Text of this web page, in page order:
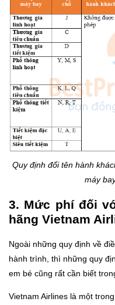
Quy định đổi tên hành
máy
3. Mức phí đối
hãng Vietnam
Ngoài những quy định về
hành trình, thì những quy
em bé cũng rất cần biết
Vietnam Airlines là một